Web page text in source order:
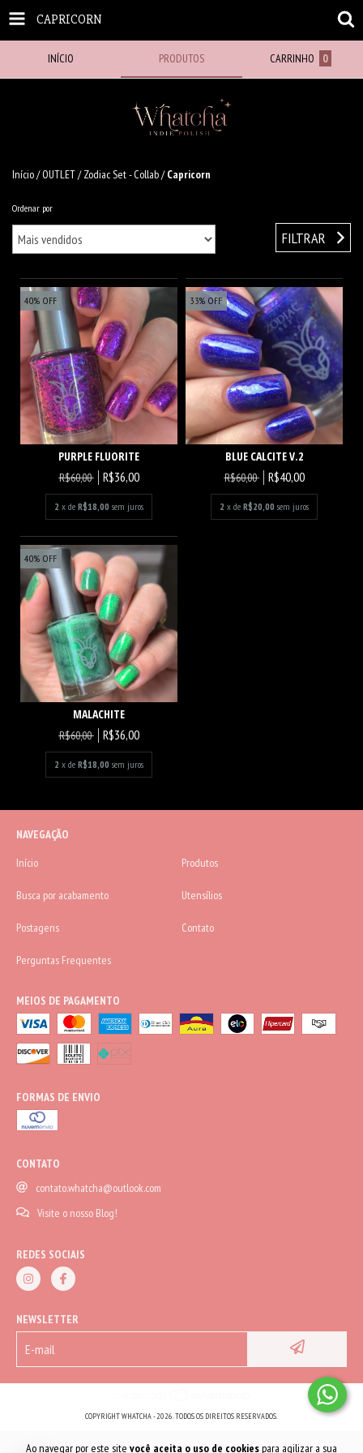
CAPRICORN
INÍCIO PRODUTOS CARRINHO 0
Ao navegar por este site você aceita o uso de cookiespara agilizar a sua
Início/ OUTLET/ Zodiac Set - Collab/ Capricorn
Ordenar por
FILTRAR
40% OFF
PURPLE FLUORITE
R$60,00 R$36,00
2 x de R$18,00 sem juros
33% OFF
BLUE CALCITE V.2
R$60,00 R$40,00
2 x de R$20,00 sem juros
40% OFF
MALACHITE
R$60,00 R$36,00
2 x de R$18,00 sem juros
NAVEGAÇÃO
Início
Produtos
Busca por acabamento Utensílios
Postagens Contato
Perguntas Frequentes
MEIOS DE PAGAMENTO
FORMAS DE ENVIO
CONTATO
contato.whatcha@outlook.com
Visite o nosso Blog!
REDES SOCIAIS
NEWSLETTER
COPYRIGHT WHATCHA - 2026. TODOS OS DIREITOS RESERVADOS.